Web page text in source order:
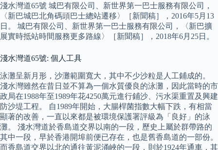
淺水灣道65號 城巴有限公司、新世界第一巴士服務有限公司，
〈新巴城巴北角碼頭巴士總站遷移〉［新聞稿］，2016年5月13
日。 城巴有限公司、新世界第一巴士服務有限公司，〈新巴擴
展實時抵站時間服務更多路線〉［新聞稿］，2018年6月25日。
淺水灣道65號: 個人工具
泳灘呈新月形，沙灘範圍寬大，其中不少沙粒是人工鋪成的。
淺水灣雖然在昔日並不算為一個水質優良的泳灘，因此當時的市
政局在1988年至1989年花4250萬元進行鋪沙、污水渠重置及興建
防沙堤工程。 自1989年開始，大腸桿菌指數大幅下跌，有相當
顯著的改善，一直以來都是被環境保護署評級為「良好」的泳
灘。 淺水灣道於香島道交界以南的一段，歷史上屬於群帶路的
其中一段，早於香港開埠前便已存在，也是舊香島道的一部份。
而香島道交界以北的通往黃泥涌峽的一段，則於1924年通車，其